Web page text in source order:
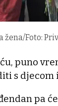
žena/Foto:
puno
s djecom
pa